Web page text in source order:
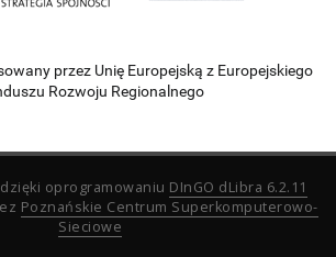
przez Unię Europejską z Europejskiego
Rozwoju Regionalnego
oprogramowaniu DInGO dLibra 6.2.11
Poznańskie Centrum Superkomputerowo-
Sieciowe